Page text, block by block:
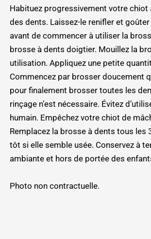
Habituez progressivement votre chiot
des dents. Laissez-le renifler et
avant de commencer à utiliser la
brosse à dents doigtier. Mouillez la
utilisation. Appliquez une petite
Commencez par brosser doucement
pour finalement brosser toutes les
rinçage n’est nécessaire. Évitez
humain. Empêchez votre chiot de
Remplacez la brosse à dents tous les
tôt si elle semble usée. Conservez à
ambiante et hors de portée des
Photo non contractuelle.